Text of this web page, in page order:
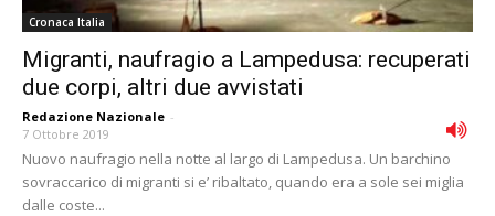
Cronaca Italia
Migranti, naufragio a Lampedusa: recuperati
due corpi, altri due avvistati
Redazione Nazionale -
7 Ottobre 2019
Nuovo naufragio nella notte al largo di Lampedusa. Un barchino
sovraccarico di migranti si e’ ribaltato, quando era a sole sei miglia
dalle coste...